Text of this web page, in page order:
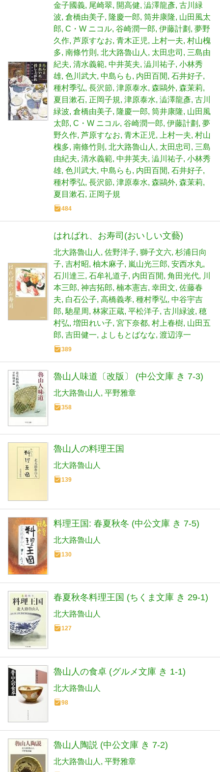
金子國義 尾崎翠 開高健 澁澤龍彥 古川緑
波 倉橋由美子 隆慶一郎 筒井康隆 山田風太
郎 C・W ニコル 谷崎潤一郎 伊藤計劃
夢野
久作 芦原すなお 青木正児 上村一夫 村山槐
多 南條竹則 北大路魯山人 太田忠司
三島由
紀夫 清水義範 中井英夫 澁川祐子 小林秀
雄 色川武大 中島らも 内田百閒 石井好子
種村季弘 長沢節 津原泰水 森鷗外 森茉莉
夏目漱石 正岡子規 津原泰水 澁澤龍彥 古川
緑波 倉橋由美子 隆慶一郎 筒井康隆 山田風
太郎 C・W ニコル 谷崎潤一郎 伊藤計劃
夢
野久作 芦原すなお 青木正児 上村一夫 村山
槐多 南條竹則 北大路魯山人 太田忠司
三島
由紀夫 清水義範 中井英夫 澁川祐子 小林秀
雄 色川武大 中島らも 内田百閒 石井好子
種村季弘 長沢節 津原泰水 森鷗外 森茉莉
夏目漱石 正岡子規
484
はればれ、お寿司(おいしい文藝)
北大路魯山人 佐野洋子 獅子文六 杉浦日向
子 吉村昭 柚木麻子 嵐山光三郎 安西水丸
石川達三 石牟礼道子 内田百閒 角田光代
川
本三郎 神吉拓郎 楠本憲吉 幸田文 佐藤春
夫 白石公子 高橋義孝 種村季弘 中谷宇吉
郎 馳星周 林家正蔵 平松洋子 古川緑波 穂
村弘 増田れい子 宮下奈都 村上春樹 山田五
郎 吉田健一 よしもとばなな 渡辺淳一
389
魯山人味道〔改版〕 (中公文庫 き 7-3)
北大路魯山人 平野雅章
358
魯山人の料理王国
北大路魯山人
139
料理王国: 春夏秋冬 (中公文庫 き 7-5)
北大路魯山人
130
春夏秋冬料理王国 (ちくま文庫 き 29-1)
北大路魯山人
127
魯山人の食卓 (グルメ文庫 き 1-1)
北大路魯山人
98
魯山人陶説 (中公文庫 き 7-2)
北大路魯山人 平野雅章